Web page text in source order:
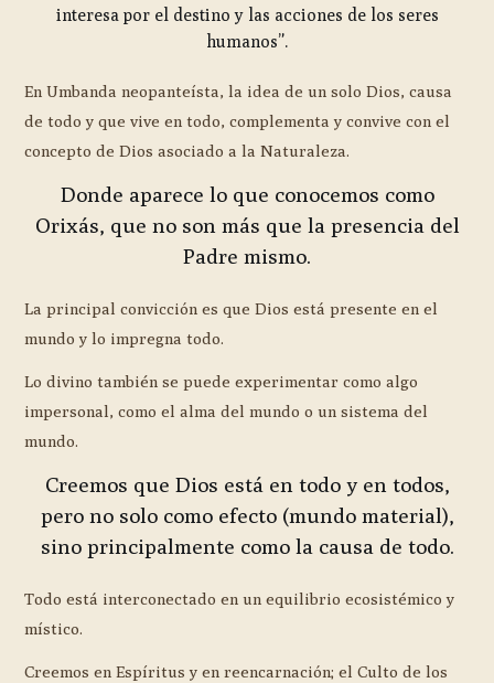
interesa por el destino y las acciones de los seres
humanos”.
En Umbanda neopanteísta, la idea de un solo Dios, causa
de todo y que vive en todo, complementa y convive con el
concepto de Dios asociado a la Naturaleza.
Donde aparece lo que conocemos como
Orixás, que no son más que la presencia del
Padre mismo.
La principal convicción es que Dios está presente en el
mundo y lo impregna todo.
Lo divino también se puede experimentar como algo
impersonal, como el alma del mundo o un sistema del
mundo.
Creemos que Dios está en todo y en todos,
pero no solo como efecto (mundo material),
sino principalmente como la causa de todo.
Todo está interconectado en un equilibrio ecosistémico y
místico.
Creemos en Espíritus y en reencarnación; el Culto de los